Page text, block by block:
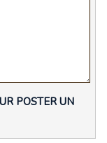
POSTER UN